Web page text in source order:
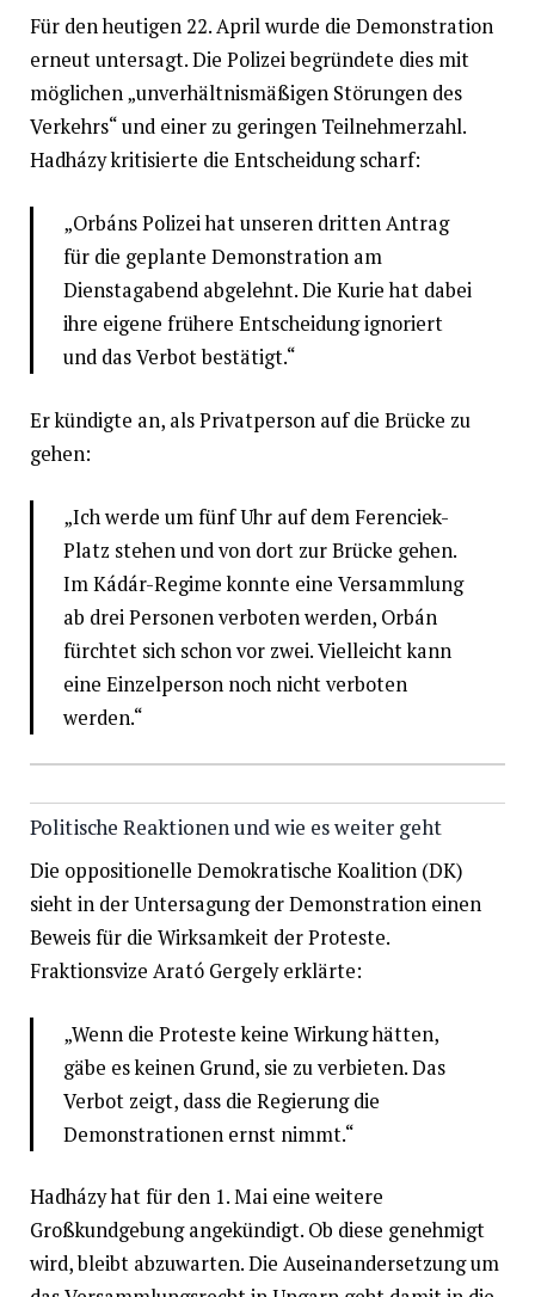
Für den heutigen 22. April wurde die Demonstration
erneut untersagt. Die Polizei begründete dies mit
möglichen „unverhältnismäßigen Störungen des
Verkehrs“ und einer zu geringen Teilnehmerzahl.
Hadházy kritisierte die Entscheidung scharf:​
„Orbáns Polizei hat unseren dritten Antrag
für die geplante Demonstration am
Dienstagabend abgelehnt. Die Kurie hat dabei
ihre eigene frühere Entscheidung ignoriert
und das Verbot bestätigt.“ ​
Er kündigte an, als Privatperson auf die Brücke zu
gehen:​
„Ich werde um fünf Uhr auf dem Ferenciek-
Platz stehen und von dort zur Brücke gehen.
Im Kádár-Regime konnte eine Versammlung
ab drei Personen verboten werden, Orbán
fürchtet sich schon vor zwei. Vielleicht kann
eine Einzelperson noch nicht verboten
werden.“
Politische Reaktionen und wie es weiter geht
Die oppositionelle Demokratische Koalition (DK)
sieht in der Untersagung der Demonstration einen
Beweis für die Wirksamkeit der Proteste.
Fraktionsvize Arató Gergely erklärte:​
„Wenn die Proteste keine Wirkung hätten,
gäbe es keinen Grund, sie zu verbieten. Das
Verbot zeigt, dass die Regierung die
Demonstrationen ernst nimmt.“ ​
Hadházy hat für den 1. Mai eine weitere
Großkundgebung angekündigt. Ob diese genehmigt
wird, bleibt abzuwarten. Die Auseinandersetzung um